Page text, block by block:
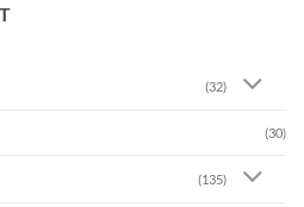
(32)
(30)
(135)